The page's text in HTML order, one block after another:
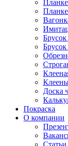
Доска
Покраска
О компании
Статьи